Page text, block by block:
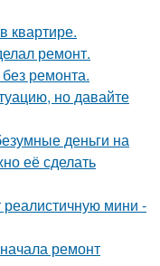
квартире.
ремонт.
ремонта.
но давайте
деньги на
её сделать
мини -
ремонт